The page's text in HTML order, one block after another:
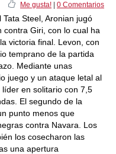
Me gusta! 0 Comentarios
Steel, Aronian jugó
Giri, con lo cual ha
victoria final. Levon, con
temprano de la partida
Mediante unas
juego y un ataque letal al
en solitario con 7,5
El segundo de la
punto menos que
contra Navara. Los
los cosecharon las
una apertura